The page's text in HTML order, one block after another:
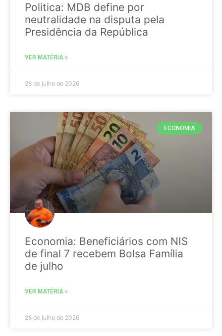
Politica: MDB define por
neutralidade na disputa pela
Presidência da República
VER MATÉRIA »
28 de julho de 2026
ECONOMIA
Economia: Beneficiários com NIS
de final 7 recebem Bolsa Família
de julho
VER MATÉRIA »
28 de julho de 2026